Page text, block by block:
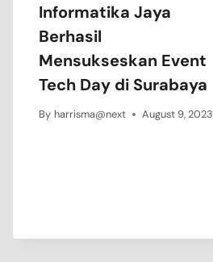
Informatika Jaya
Berhasil
Mensukseskan Event
Tech Day di Surabaya
By harrisma@next August 9, 2023